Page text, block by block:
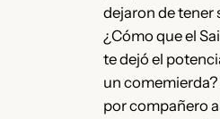
dejaron de tener
¿Cómo que el
te dejó el
un
por compañero